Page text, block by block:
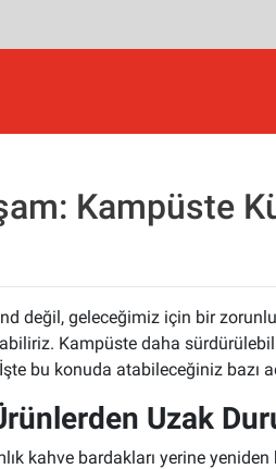
Kampüste
değil, geleceğimiz için bir
Kampüste daha
bu konuda atabileceğiniz bazı
Uzak
kahve bardakları yerine